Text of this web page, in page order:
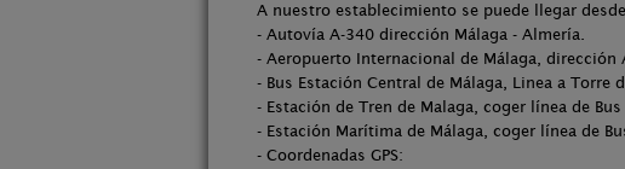
A nuestro establecimiento se puede llegar
- Autovía A-340 dirección Málaga - Almería.
- Aeropuerto Internacional de Málaga, dirección
- Bus Estación Central de Málaga, Linea a Torre
- Estación de Tren de Malaga, coger línea de
- Estación Marítima de Málaga, coger línea de
- Coordenadas GPS: